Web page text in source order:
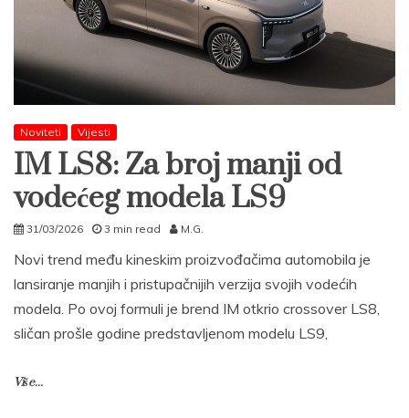
Noviteti Vijesti
IM LS8: Za broj manji od
vodećeg modela LS9
31/03/2026 3 min read M.G.
Novi trend među kineskim proizvođačima automobila je
lansiranje manjih i pristupačnijih verzija svojih vodećih
modela. Po ovoj formuli je brend IM otkrio crossover LS8,
sličan prošle godine predstavljenom modelu LS9,
Više...